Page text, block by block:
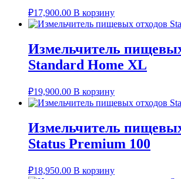
₽17,900.00 В корзину
Измельчитель
Standard Home XL
₽19,900.00 В корзину
Измельчитель
Status Premium 100
₽18,950.00 В корзину